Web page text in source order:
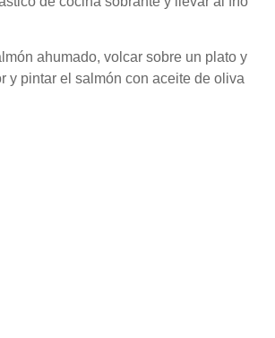
ahumado, volcar sobre un plato y
y pintar el salmón con aceite de oliva